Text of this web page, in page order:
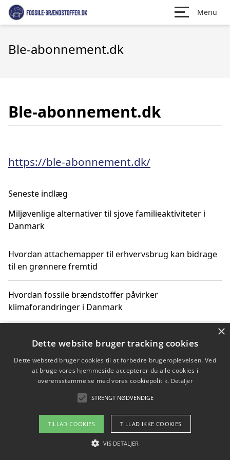
Menu
Ble-abonnement.dk
Ble-abonnement.dk
https://ble-abonnement.dk/
Seneste indlæg
Miljøvenlige alternativer til sjove familieaktiviteter i
Danmark
Hvordan attachemapper til erhvervsbrug kan bidrage
til en grønnere fremtid
Hvordan fossile brændstoffer påvirker
klimaforandringer i Danmark
klimaændringer
Hvordan citater om fossile brændstoffer kan ændre
Copyright 2026 - Pilanto Aps
Om / kontakt
×
Dette website bruger tracking cookies
Dette websted bruger cookies til at forbedre brugeroplevelsen. Ved
at bruge vores hjemmeside accepterer du alle cookies i
overensstemmelse med vores cookiepolitik. Detaljer
STRENGT NØDVENDIGE
TILLAD COOKIES TILLAD IKKE COOKIES
VIS DETALJER